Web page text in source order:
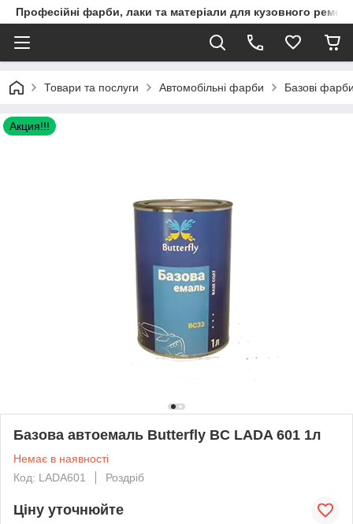
Професійні фарби, лаки та матеріали для кузовного
Товари та послуги Автомобільні фарби Базові
Акция!!!
Базова автоемаль Butterfly BC LADA 601 1л
Немає в наявності
Код: LADA601
Роздріб
Ціну уточнюйте